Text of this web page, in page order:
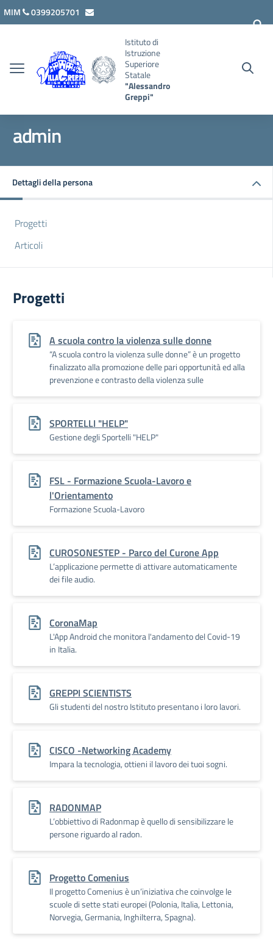
Vai ai contenuti
Vai al menu di navigazione
Vai al footer
MIM
0399205701
Istituto di
Istruzione
Superiore
Statale
"Alessandro
Greppi"
admin
Dettagli della persona
Progetti
Articoli
Progetti
A scuola contro la violenza sulle donne
“A scuola contro la violenza sulle donne” è un progetto
finalizzato alla promozione delle pari opportunità ed alla
prevenzione e contrasto della violenza sulle
SPORTELLI "HELP"
Gestione degli Sportelli "HELP"
FSL - Formazione Scuola-Lavoro e
l'Orientamento
Formazione Scuola-Lavoro
CUROSONESTEP - Parco del Curone App
L’applicazione permette di attivare automaticamente
dei file audio.
CoronaMap
L'App Android che monitora l'andamento del Covid-19
in Italia.
GREPPI SCIENTISTS
Gli studenti del nostro Istituto presentano i loro lavori.
CISCO -Networking Academy
Impara la tecnologia, ottieni il lavoro dei tuoi sogni.
RADONMAP
L’obbiettivo di Radonmap è quello di sensibilizzare le
persone riguardo al radon.
Progetto Comenius
Il progetto Comenius è un’iniziativa che coinvolge le
scuole di sette stati europei (Polonia, Italia, Lettonia,
Norvegia, Germania, Inghilterra, Spagna).